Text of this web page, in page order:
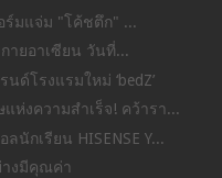
ร์มแจ่ม "โค้ชตึก" ...
ายอาเซียน วันที่...
ด์โรงแรมใหม่ ‘bedZ’
ห่งความสำเร็จ! คว้ารา...
นักเรียน HISENSE Y...
างมีคุณค่า